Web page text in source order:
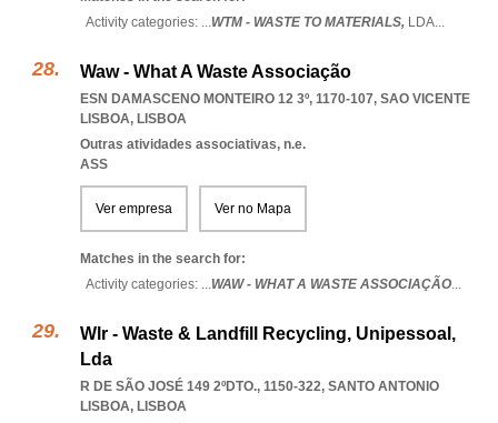
Activity categories: ...WTM - WASTE TO MATERIALS, LDA...
Waw - What A Waste Associação
ESN DAMASCENO MONTEIRO 12 3º, 1170-107, SAO VICENTE
LISBOA, LISBOA
Outras atividades associativas, n.e.
ASS
Ver empresa Ver no Mapa
Matches in the search for:
Activity categories: ...WAW - WHAT A WASTE ASSOCIAÇÃO...
Wlr - Waste & Landfill Recycling, Unipessoal,
Lda
R DE SÃO JOSÉ 149 2ºDTO., 1150-322, SANTO ANTONIO
LISBOA, LISBOA